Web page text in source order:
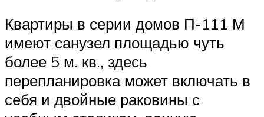
Квартиры в серии домов П-111 М
имеют санузел площадью чуть
более 5 м. кв., здесь
перепланировка может включать в
себя и двойные раковины с